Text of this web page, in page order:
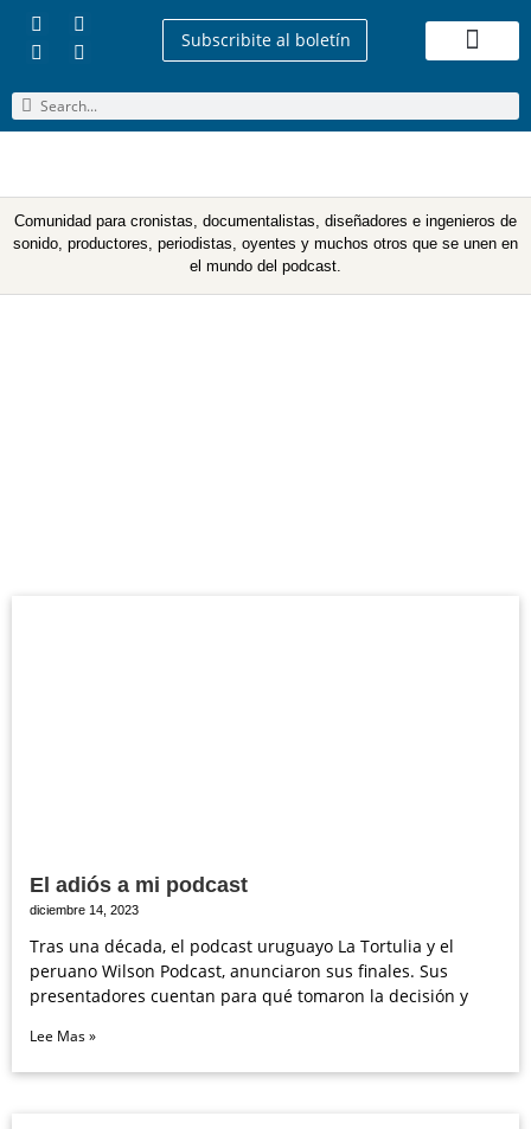
Subscribite al boletín
Comunidad para cronistas, documentalistas, diseñadores e ingenieros de
sonido, productores, periodistas, oyentes y muchos otros que se unen en
el mundo del podcast.
El adiós a mi podcast
diciembre 14, 2023
Tras una década, el podcast uruguayo La Tortulia y el
peruano Wilson Podcast, anunciaron sus finales. Sus
presentadores cuentan para qué tomaron la decisión y
Lee Mas »